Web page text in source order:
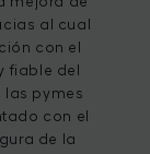
al cual
con el
fiable del
pymes
con el
de la